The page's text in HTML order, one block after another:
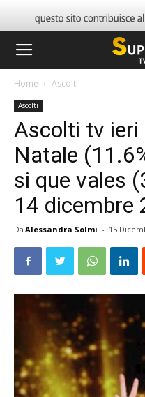
Home Ascolti
Ascolti
Ascolti tv ieri
Natale
si que vales
14 dicembre
Da Alessandra Solmi - 15